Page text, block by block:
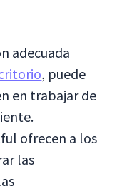
adecuada
, puede
en trabajar de
ofrecen a los
las